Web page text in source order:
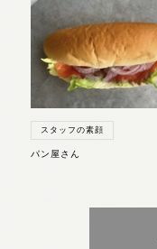
スタッフの素顔
パン屋さん